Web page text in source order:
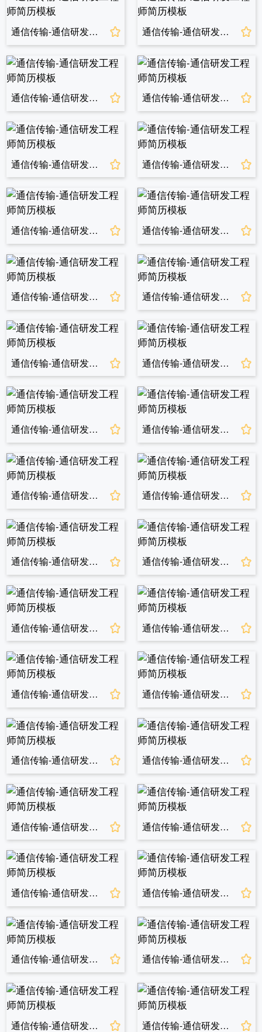
通信传输-通信研发工程师简历模板 通信传输-通信研发工程师简历模板
通信传输-通信研发工程师简历模板 通信传输-通信研发工程师简历模板
通信传输-通信研发工程师简历模板 通信传输-通信研发工程师简历模板
通信传输-通信研发工程师简历模板 通信传输-通信研发工程师简历模板
通信传输-通信研发工程师简历模板 通信传输-通信研发工程师简历模板
通信传输-通信研发工程师简历模板 通信传输-通信研发工程师简历模板
通信传输-通信研发工程师简历模板 通信传输-通信研发工程师简历模板
通信传输-通信研发工程师简历模板 通信传输-通信研发工程师简历模板
通信传输-通信研发工程师简历模板 通信传输-通信研发工程师简历模板
通信传输-通信研发工程师简历模板 通信传输-通信研发工程师简历模板
通信传输-通信研发工程师简历模板 通信传输-通信研发工程师简历模板
通信传输-通信研发工程师简历模板 通信传输-通信研发工程师简历模板
通信传输-通信研发工程师简历模板 通信传输-通信研发工程师简历模板
通信传输-通信研发工程师简历模板 通信传输-通信研发工程师简历模板
通信传输-通信研发工程师简历模板 通信传输-通信研发工程师简历模板
通信传输-通信研发工程师简历模板 通信传输-通信研发工程师简历模板